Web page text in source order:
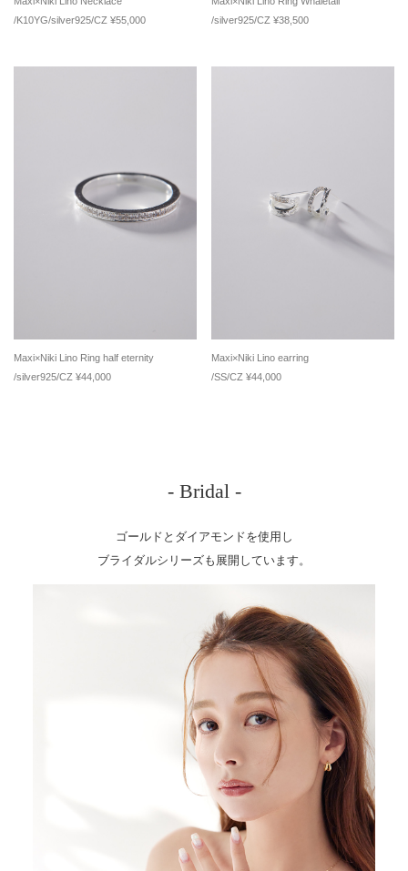
/K10YG/silver925/CZ ¥55,000
/silver925/CZ ¥38,500
Maxi×Niki Lino Ring half eternity
/silver925/CZ ¥44,000
Maxi×Niki Lino earring
/SS/CZ ¥44,000
- Bridal -
ゴールドとダイアモンドを使用し
ブライダルシリーズも展開しています。